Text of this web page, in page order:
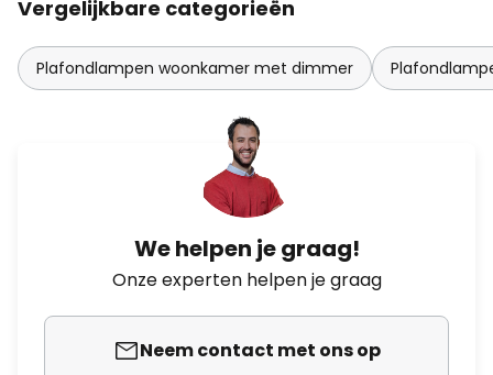
Vergelijkbare categorieën
Plafondlampen woonkamer met dimmer
We helpen je graag!
Onze experten helpen je graag
Neem contact met ons op